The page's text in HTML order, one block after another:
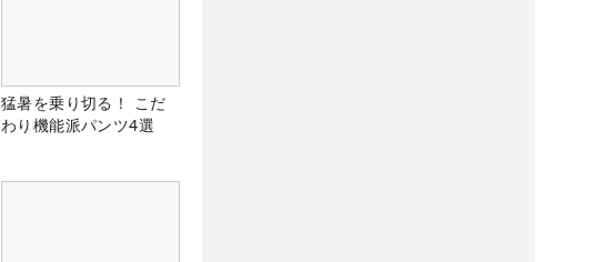
猛暑を乗り切る！ こだ
わり機能派パンツ4選